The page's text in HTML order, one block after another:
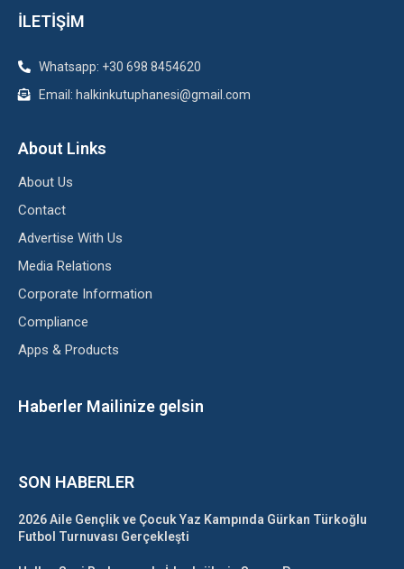
İLETİŞİM
Whatsapp: +30 698 8454620
Email: halkinkutuphanesi@gmail.com
About Links
About Us
Contact
Advertise With Us
Media Relations
Corporate Information
Compliance
Apps & Products
Haberler Mailinize gelsin
SON HABERLER
2026 Aile Gençlik ve Çocuk Yaz Kampında Gürkan Türkoğlu
Futbol Turnuvası Gerçekleşti